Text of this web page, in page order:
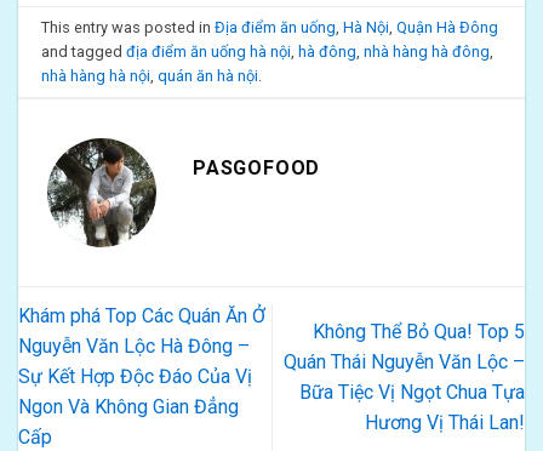
This entry was posted inĐịa điểm ăn uống ,Hà Nội ,Quận Hà Đông
and taggedđịa điểm ăn uống hà nội ,hà đông ,nhà hàng hà đông
nhà hàng hà nội ,quán ăn hà nội
PASGOFOOD
Khám phá Top Các Quán Ăn Ở
Nguyễn Văn Lộc Hà Đông –
Sự Kết Hợp Độc Đáo Của Vị
Ngon Và Không Gian Đẳng
Cấp
Không Thể Bỏ Qua! Top 5
Quán Thái Nguyễn Văn Lộc –
Bữa Tiệc Vị Ngọt Chua Tựa
Hương Vị Thái Lan!